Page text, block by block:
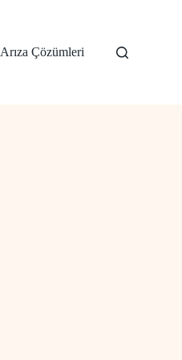
Arıza Çözümleri